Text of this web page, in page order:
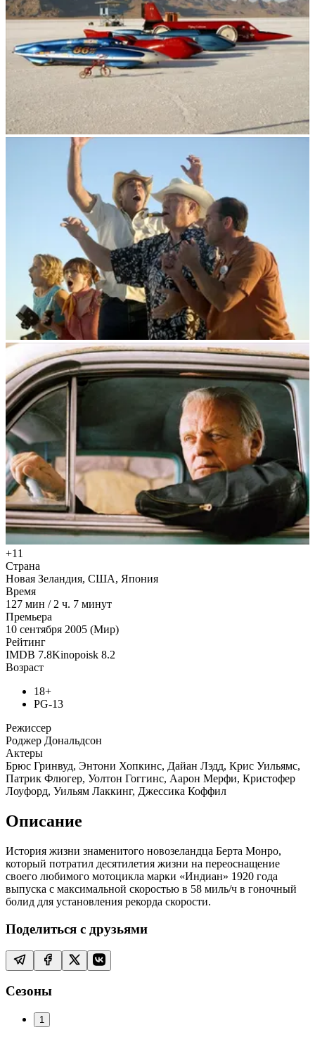
+11
Страна
Новая Зеландия, США, Япония
Время
127 мин /2 ч. 7 минут
Премьера
10 сентября 2005 (Мир)
Рейтинг
IMDB 7.8Kinopoisk 8.2
Возраст
18+
PG-13
Режиссер
Роджер Дональдсон
Актеры
Брюс Гринвуд, Энтони Хопкинс, Дайан Лэдд, Крис Уильямс,
Патрик Флюгер, Уолтон Гоггинс, Аарон Мерфи, Кристофер
Лоуфорд, Уильям Лаккинг, Джессика Коффил
Описание
История жизни знаменитого новозеландца Берта Монро,
который потратил десятилетия жизни на переоснащение
своего любимого мотоцикла марки «Индиан» 1920 года
выпуска с максимальной скоростью в 58 миль/ч в гоночный
болид для установления рекорда скорости.
Поделиться с друзьями
Сезоны
1